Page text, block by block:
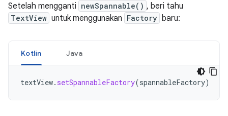
Setelah mengganti newSpannable() , beri tahu
TextView untuk menggunakan Factory baru:
Kotlin Java
textView. setSpannableFactory(spannableFactory)